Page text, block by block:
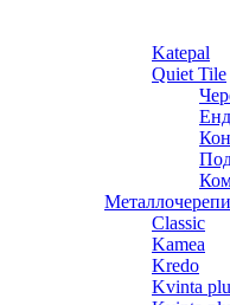
Katepal
Quiet Tile
Classic
Kamea
Kredo
Kvinta